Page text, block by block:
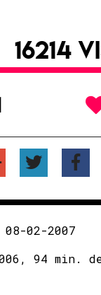
16214
02-2007
94 min.